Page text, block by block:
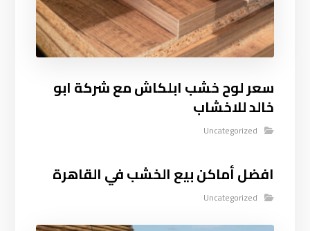
سعر لوح خشب ابلكاش مع شركة ابو
خالد للاخشاب
Uncategorized
افضل أماكن بيع الخشب في القاهرة
Uncategorized